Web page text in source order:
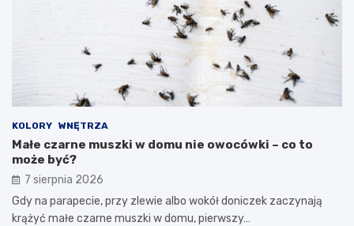
KOLORY WNĘTRZA
Małe czarne muszki w domu nie owocówki – co to
może być?
7 sierpnia 2026
Gdy na parapecie, przy zlewie albo wokół doniczek zaczynają
krążyć małe czarne muszki w domu, pierwszy…